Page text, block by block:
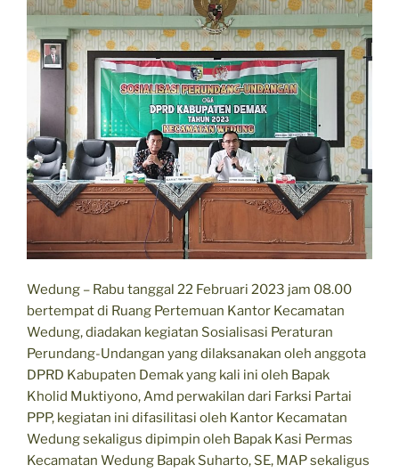
Wedung – Rabu tanggal 22 Februari 2023 jam 08.00
bertempat di Ruang Pertemuan Kantor Kecamatan
Wedung, diadakan kegiatan Sosialisasi Peraturan
Perundang-Undangan yang dilaksanakan oleh anggota
DPRD Kabupaten Demak yang kali ini oleh Bapak
Kholid Muktiyono, Amd perwakilan dari Farksi Partai
PPP, kegiatan ini difasilitasi oleh Kantor Kecamatan
Wedung sekaligus dipimpin oleh Bapak Kasi Permas
Kecamatan Wedung Bapak Suharto, SE, MAP sekaligus